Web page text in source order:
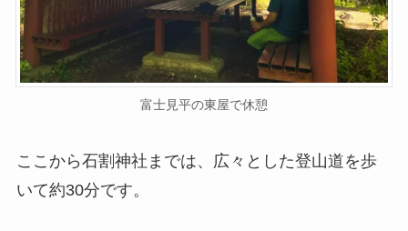
富士見平の東屋で休憩
ここから石割神社までは、広々とした登山道を歩
いて約30分です。